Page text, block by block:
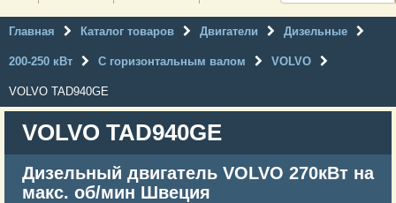
Главная Каталог товаров Двигатели Дизельные
200-250 кВт С горизонтальным валом VOLVO
VOLVO TAD940GE
VOLVO TAD940GE
Дизельный двигатель VOLVO 270кВт на
макс. об/мин Швеция